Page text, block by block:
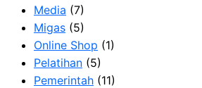
Media (7)
Migas (5)
Online Shop (1)
Pelatihan (5)
Pemerintah (11)